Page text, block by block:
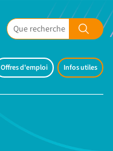
Offres d'emploi Infos utiles